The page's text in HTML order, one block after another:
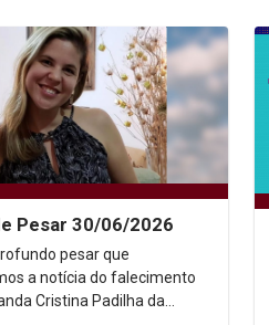
Pesar 30/06/2026
pesar que
a notícia do falecimento
Cristina Padilha da